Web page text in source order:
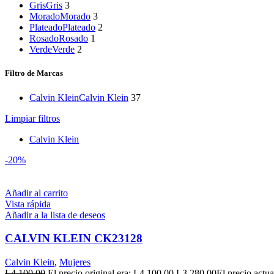
GrisGris 3
MoradoMorado 3
PlateadoPlateado 2
RosadoRosado 1
VerdeVerde 2
Filtro de Marcas
Calvin KleinCalvin Klein 37
Limpiar filtros
Calvin Klein
-20%
Añadir al carrito
Vista rápida
Añadir a la lista de deseos
CALVIN KLEIN CK23128
Calvin Klein, Mujeres